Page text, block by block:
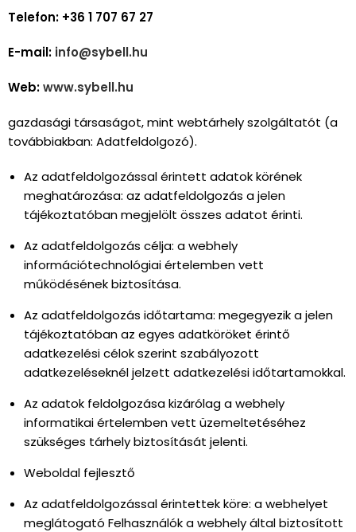
Telefon: +36 1 707 67 27
E-mail: info@sybell.hu
Web:www.sybell.hu
gazdasági társaságot, mint webtárhely szolgáltatót (a
továbbiakban: Adatfeldolgozó).
Az adatfeldolgozással érintett adatok körének
meghatározása: az adatfeldolgozás a jelen
tájékoztatóban megjelölt összes adatot érinti.
Az adatfeldolgozás célja: a webhely
információtechnológiai értelemben vett
működésének biztosítása.
Az adatfeldolgozás időtartama: megegyezik a jelen
tájékoztatóban az egyes adatköröket érintő
adatkezelési célok szerint szabályozott
adatkezeléseknél jelzett adatkezelési időtartamokkal.
Az adatok feldolgozása kizárólag a webhely
informatikai értelemben vett üzemeltetéséhez
szükséges tárhely biztosítását jelenti.
Weboldal fejlesztő
Az adatfeldolgozással érintettek köre: a webhelyet
meglátogató Felhasználók a webhely által biztosított